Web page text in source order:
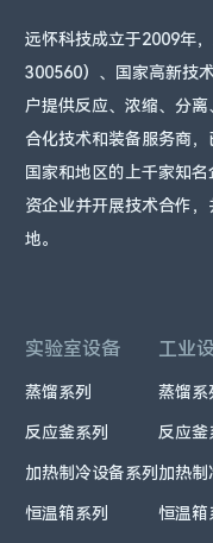
远怀科技成立于2009年
300560）、国家高新技
户提供反应、浓缩、分
合化技术和装备服务商
国家和地区的上千家知
资企业并开展技术合作
地。
实验室设备
蒸馏系列
反应釜系列
加热制冷设备系列
恒温箱系列
工业
蒸馏系
反应釜
加热制
恒温箱